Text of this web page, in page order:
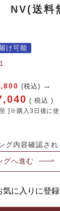
NV(送料
け可能
(税込)
税込
]※購入3日後に使
グ内容確認され
グへ進む
気に入りに登